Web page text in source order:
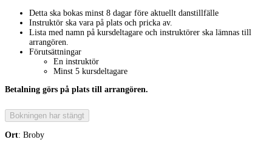
Detta ska bokas minst 8 dagar före aktuellt danstillfälle
Instruktör ska vara på plats och pricka av.
Lista med namn på kursdeltagare och instruktörer ska lämnas till
arrangören.
Förutsättningar
En instruktör
Minst 5 kursdeltagare
Betalning görs på plats till arrangören.
Ort: Broby